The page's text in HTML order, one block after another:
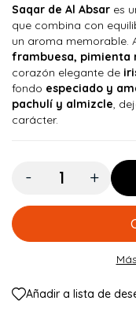
Saqar de Al Absar es
que combina con
un aroma memorable.
frambuesa, pimienta
corazón elegante de
fondo especiado y
pachulí y almizcle ,
carácter.
Cantidad:
Añadir a lista de